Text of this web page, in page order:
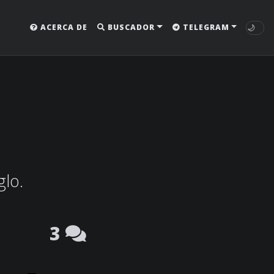
ACERCA DE BUSCADOR TELEGRAM 🌙
3